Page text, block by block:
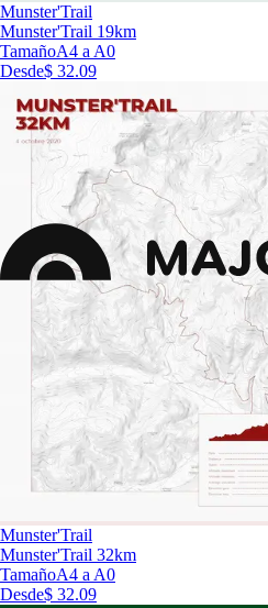
Munster'Trail
Munster'Trail 19km
TamañoA4 a A0
Desde$ 32.09
Munster'Trail
Munster'Trail 32km
TamañoA4 a A0
Desde$ 32.09